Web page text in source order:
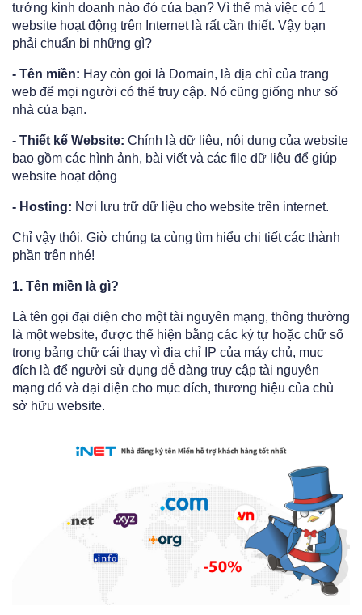
tưởng kinh doanh nào đó của bạn? Vì thế mà việc có 1
website hoạt động trên Internet là rất cần thiết. Vậy bạn
phải chuẩn bị những gì?
- Tên miền: Hay còn gọi là Domain, là địa chỉ của trang
web để mọi người có thể truy cập. Nó cũng giống như số
nhà của bạn.
- Thiết kế Website: Chính là dữ liệu, nội dung của website
bao gồm các hình ảnh, bài viết và các file dữ liệu để giúp
website hoạt động
- Hosting: Nơi lưu trữ dữ liệu cho website trên internet.
Chỉ vậy thôi. Giờ chúng ta cùng tìm hiểu chi tiết các thành
phần trên nhé!
1. Tên miền là gì?
Là tên gọi đại diện cho một tài nguyên mạng, thông thường
là một website, được thể hiện bằng các ký tự hoặc chữ số
trong bảng chữ cái thay vì địa chỉ IP của máy chủ, mục
đích là để người sử dụng dễ dàng truy cập tài nguyên
mạng đó và đại diện cho mục đích, thương hiệu của chủ
sở hữu website.